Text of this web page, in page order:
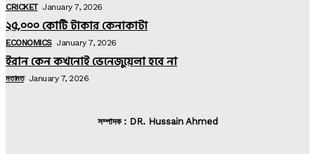
CRICKET January 7, 2026
২৫,০০০ কোটি টাকার কেনাকাটা
ECONOMICS January 7, 2026
ইরান কেন কখনোই ভেনেজুয়েলা হবে না
মতামত January 7, 2026
সম্পাদক : DR. Hussain Ahmed